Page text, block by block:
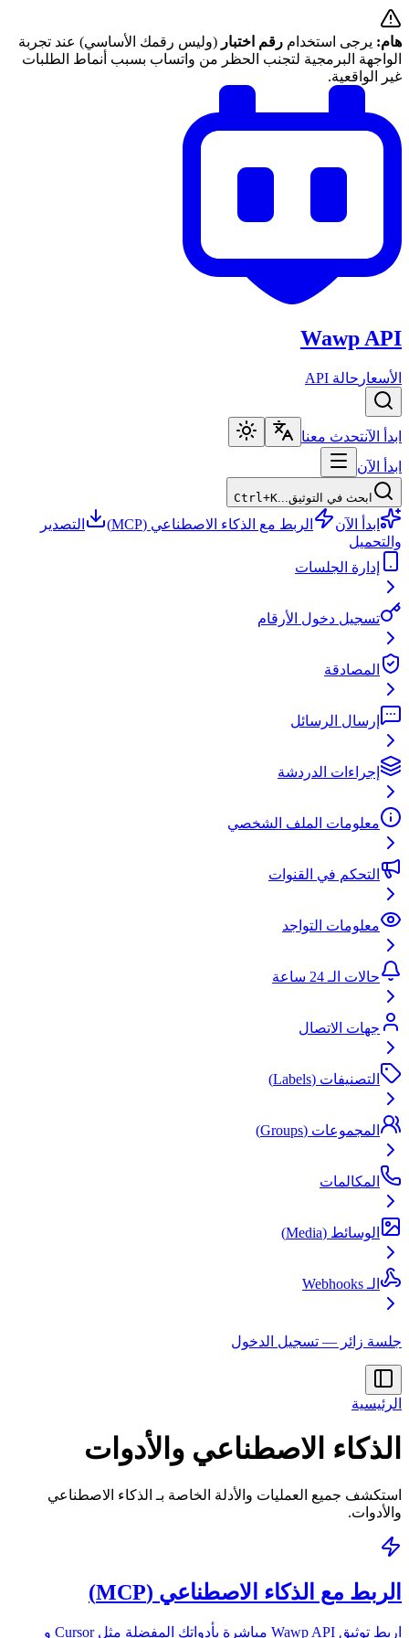
هام: يرجى استخدام رقم اختبار (وليس رقمك الأساسي) عند تجربة
الواجهة البرمجية لتجنب الحظر من واتساب بسبب أنماط الطلبات
غير الواقعية.
Wawp API
الأسعار حالة API
ابدأ الآنتحدث معنا
ابدأ الآن
ابحث في التوثيق... Ctrl+K
ابدأ الآن الربط مع الذكاء الاصطناعي (MCP)
التصدير
والتحميل
إدارة الجلسات
تسجيل دخول الأرقام
المصادقة
إرسال الرسائل
إجراءات الدردشة
معلومات الملف الشخصي
التحكم في القنوات
معلومات التواجد
حالات الـ 24 ساعة
جهات الاتصال
التصنيفات (Labels)
المجموعات (Groups)
المكالمات
الوسائط (Media)
الـ Webhooks
جلسة زائر — تسجيل الدخول
الرئيسية
الذكاء الاصطناعي والأدوات
استكشف جميع العمليات والأدلة الخاصة بـ الذكاء الاصطناعي
والأدوات.
الربط مع الذكاء الاصطناعي (MCP)
اربط توثيق Wawp API مباشرة بأدواتك المفضلة مثل Cursor و